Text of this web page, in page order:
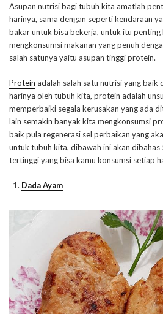
Asupan nutrisi bagi tubuh kita amatlah
harinya, sama dengan seperti kendaraan
bakar untuk bisa bekerja, untuk itu penting
mengkonsumsi makanan yang penuh
salah satunya yaitu asupan tinggi protein.
Protein adalah salah satu nutrisi yang baik
harinya oleh tubuh kita, protein adalah
memperbaiki segala kerusakan yang ada
lain semakin banyak kita mengkonsumsi
baik pula regenerasi sel perbaikan yang
untuk tubuh kita, dibawah ini akan
tertinggi yang bisa kamu konsumsi setiap
Dada Ayam